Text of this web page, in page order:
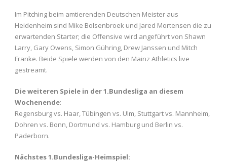
Im Pitching beim amtierenden Deutschen Meister aus
Heidenheim sind Mike Bolsenbroek und Jared Mortensen die zu
erwartenden Starter; die Offensive wird angeführt von Shawn
Larry, Gary Owens, Simon Gühring, Drew Janssen und Mitch
Franke. Beide Spiele werden von den Mainz Athletics live
gestreamt.
Die weiteren Spiele in der 1.Bundesliga an diesem
Wochenende:
Regensburg vs. Haar, Tübingen vs. Ulm, Stuttgart vs. Mannheim,
Dohren vs. Bonn, Dortmund vs. Hamburg und Berlin vs.
Paderborn.
Nächstes 1.Bundesliga-Heimspiel: